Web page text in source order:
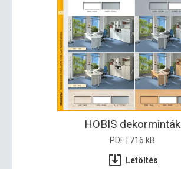
HOBIS dekorminták
PDF | 716 kB
Letöltés